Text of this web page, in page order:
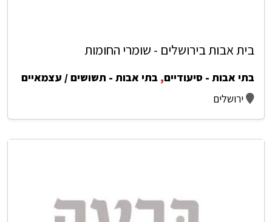
בית אבות בירושלים - שומרי החומות
בתי אבות - סיעודיים, בתי אבות - תשושים / עצמאיים
ירושלים